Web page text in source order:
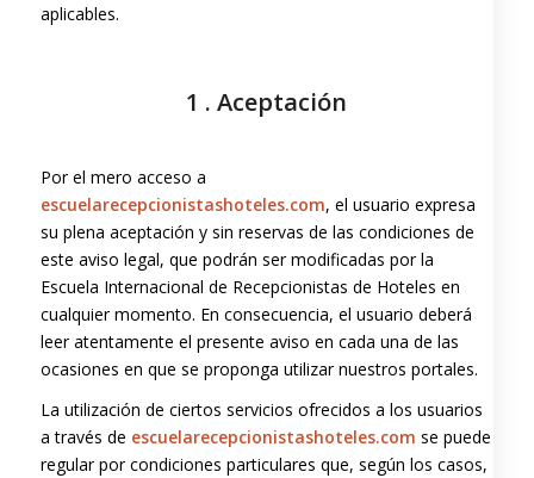
aplicables.
1 . Aceptación
Por el mero acceso a
escuelarecepcionistashoteles.com, el usuario expresa
su plena aceptación y sin reservas de las condiciones de
este aviso legal, que podrán ser modificadas por la
Escuela Internacional de Recepcionistas de Hoteles en
cualquier momento. En consecuencia, el usuario deberá
leer atentamente el presente aviso en cada una de las
ocasiones en que se proponga utilizar nuestros portales.
La utilización de ciertos servicios ofrecidos a los usuarios
a través de escuelarecepcionistashoteles.com se puede
regular por condiciones particulares que, según los casos,